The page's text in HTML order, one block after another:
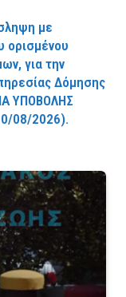
με
ορισμένου
για την
Δόμησης
YΠOBOΛHΣ
08/2026).